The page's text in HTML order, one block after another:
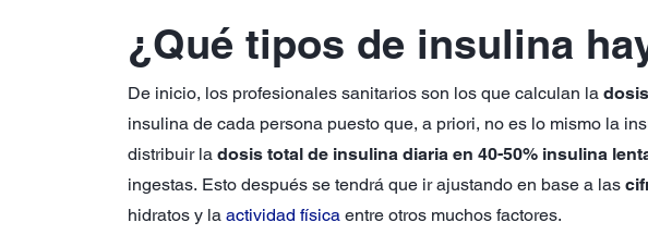
¿Qué tipos de insulina
De inicio, los profesionales sanitarios son los que calculan la
insulina de cada persona puesto que, a priori, no es lo mismo la
distribuir la dosis total de insulina diaria en 40-50% insulina
ingestas. Esto después se tendrá que ir ajustando en base a las
hidratos y la actividad física entre otros muchos factores.